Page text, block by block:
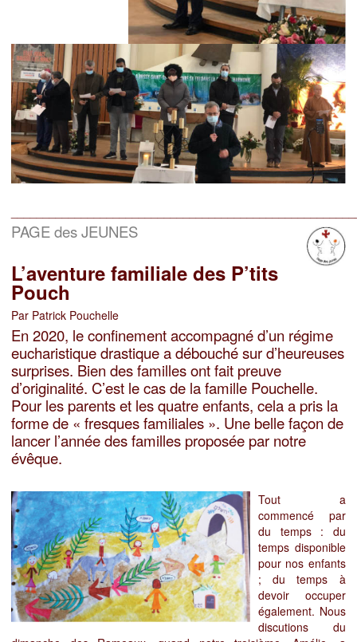
PAGE des JEUNES
L’aventure familiale des P’tits
Pouch
Par Patrick Pouchelle
En 2020, le confinement accompagné d’un régime
eucharistique drastique a débouché sur d’heureuses
surprises. Bien des familles ont fait preuve
d’originalité. C’est le cas de la famille Pouchelle.
Pour les parents et les quatre enfants, cela a pris la
forme de « fresques familiales ». Une belle façon de
lancer l’année des familles proposée par notre
évêque.
Tout a
commencé par
du temps : du
temps disponible
pour nos enfants
; du temps à
devoir occuper
également. Nous
discutions du